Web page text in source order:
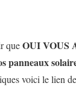
queOUI VOUS
panneaux
voici le lien